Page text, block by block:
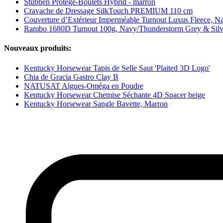
Stübben Protège-Boulets Hybrid - marron
Cravache de Dressage SilkTouch PREMIUM 110 cm
Couverture d’Extérieur Imperméable Turnout Luxus Fleece,
Rambo 1680D Turnout 100g, Navy/Thunderstorm Grey &
Nouveaux produits:
Kentucky Horsewear Tapis de Selle Saut 'Plaited 3D Logo'
Chia de Gracia Gastro Clay B
NATUSAT Algues-Oméga en Poudre
Kentucky Horsewear Chemise Séchante 4D Spacer beige
Kentucky Horsewear Sangle Bavette, Marron